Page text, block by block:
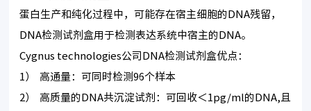
蛋白生产和纯化过程中，可能存在宿主细胞的DNA残留，
DNA检测试剂盒用于检测表达系统中宿主的DNA。
Cygnus technologies公司DNA检测试剂盒优点：
1） 高通量：可同时检测96个样本
2） 高质量的DNA共沉淀试剂：可回收＜1pg/ml的DNA,且